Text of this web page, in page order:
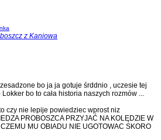
z Kaniowa
bo ja ja gotuje śrddnio , uczesie tej
bo to cała historia naszych rozmów ...
czy nie lepije powiedziec wprost niz
PROBOSZCA PRZYJAĆ NA KOLĘDZIE W
MU OBIADU NIE UGOTOWAC SKORO